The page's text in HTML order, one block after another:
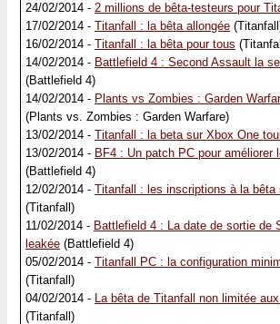
24/02/2014 - 2 millions de bêta-testeurs pour
17/02/2014 - Titanfall : la bêta allongée
16/02/2014 - Titanfall : la bêta pour tous
14/02/2014 - Battlefield 4 : Second Assault la
(Battlefield 4)
14/02/2014 - Plants vs Zombies : Garden
(Plants vs. Zombies : Garden Warfare)
13/02/2014 - Titanfall : la beta sur Xbox One
13/02/2014 - BF4 : Un patch PC pour améliorer
(Battlefield 4)
12/02/2014 - Titanfall : les inscriptions à la bêta
(Titanfall)
11/02/2014 - Battlefield 4 : La date de sortie de
leakée (Battlefield 4)
05/02/2014 - Titanfall PC : la configuration
(Titanfall)
04/02/2014 - La bêta de Titanfall non limitée
(Titanfall)